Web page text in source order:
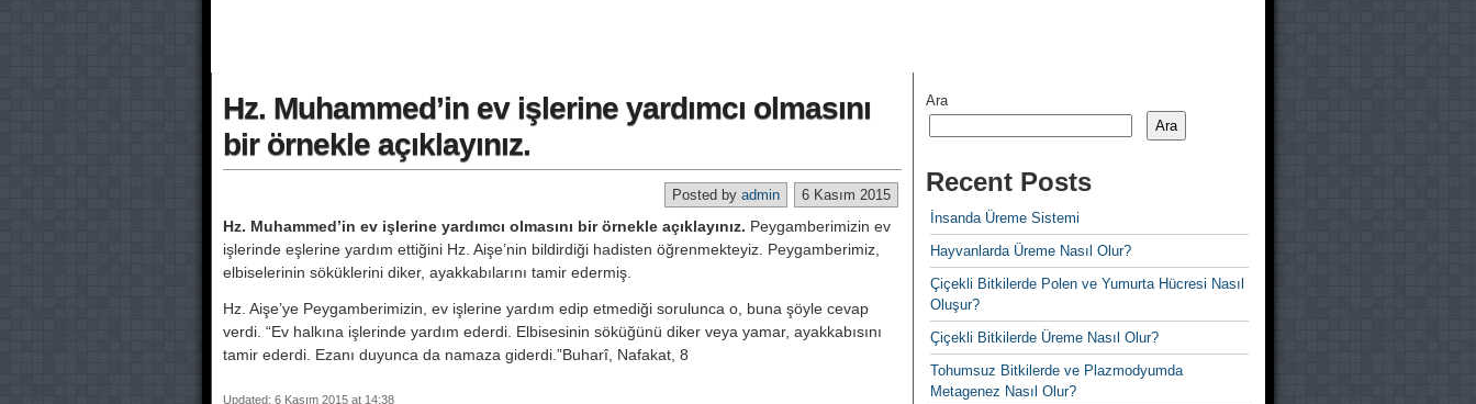
Hz. Muhammed’in ev işlerine yardımcı olmasını
bir örnekle açıklayınız.
6 Kasım 2015
Posted by admin
Hz. Muhammed’in ev işlerine yardımcı olmasını bir örnekle açıklayınız. Peygamberimizin ev
işlerinde eşlerine yardım ettiğini Hz. Aişe’nin bildirdiği hadisten öğrenmekteyiz. Peygamberimiz,
elbiselerinin söküklerini diker, ayakkabılarını tamir edermiş.
Hz. Aişe’ye Peygamberimizin, ev işlerine yardım edip etmediği sorulunca o, buna şöyle cevap
verdi. “Ev halkına işlerinde yardım ederdi. Elbisesinin söküğünü diker veya yamar, ayakkabısını
tamir ederdi. Ezanı duyunca da namaza giderdi.”Buharî, Nafakat, 8
Updated: 6 Kasım 2015 at 14:38
Ara
Ara
Recent Posts
İnsanda Üreme Sistemi
Hayvanlarda Üreme Nasıl Olur?
Çiçekli Bitkilerde Polen ve Yumurta Hücresi Nasıl
Oluşur?
Çiçekli Bitkilerde Üreme Nasıl Olur?
Tohumsuz Bitkilerde ve Plazmodyumda
Metagenez Nasıl Olur?